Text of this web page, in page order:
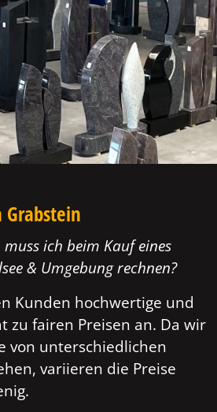
ich beim Kauf eines
& Umgebung rechnen?
Kunden hochwertige und
zu fairen Preisen an. Da wir
von unterschiedlichen
variieren die Preise